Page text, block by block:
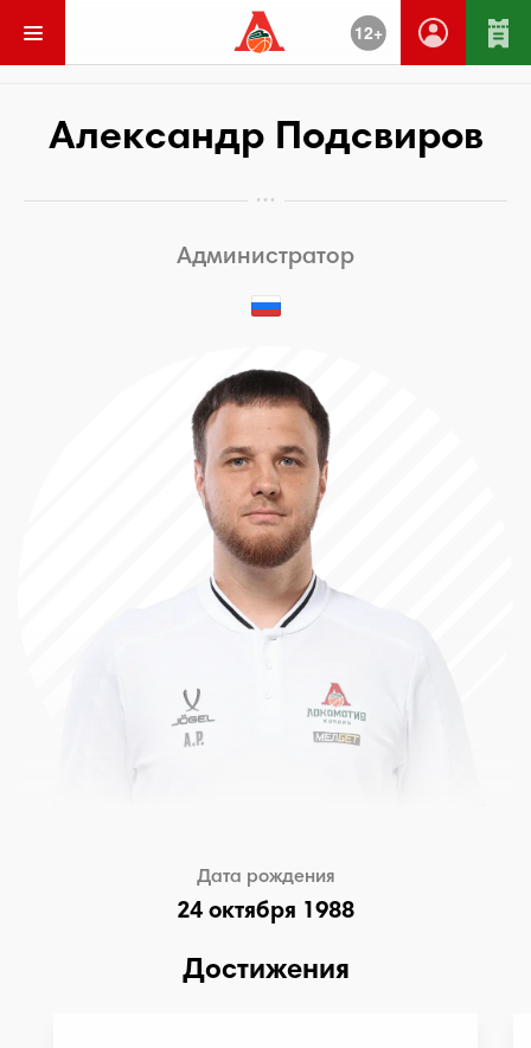
12+
Александр Подсвиров
Администратор
Дата рождения
24 октября 1988
Достижения